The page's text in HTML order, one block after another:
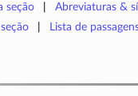
seção Abreviaturas &
Lista de